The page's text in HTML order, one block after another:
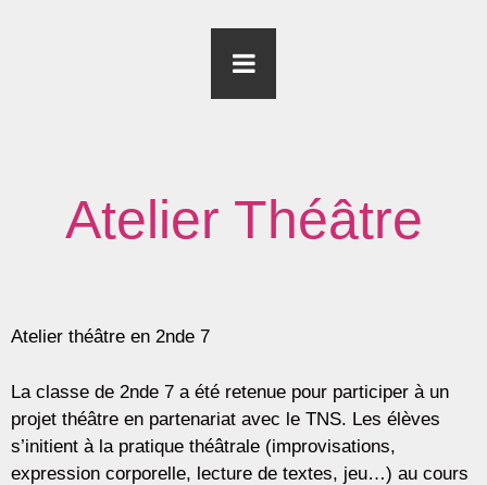
Atelier Théâtre
Atelier théâtre en 2nde 7
La classe de 2nde 7 a été retenue pour participer à un
projet théâtre en partenariat avec le TNS. Les élèves
s’initient à la pratique théâtrale (improvisations,
expression corporelle, lecture de textes, jeu…) au cours